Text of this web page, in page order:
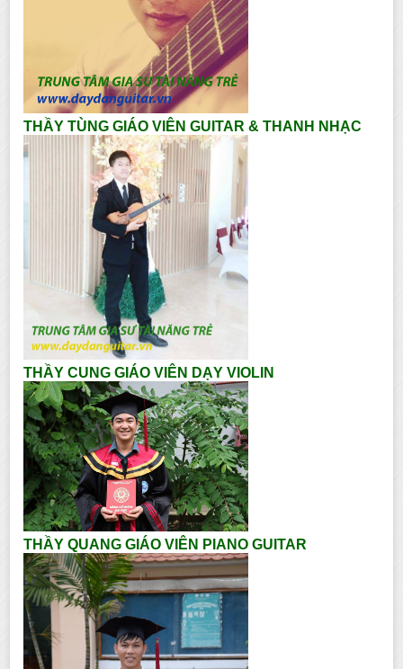
THẦY TÙNG GIÁO VIÊN GUITAR & THANH NHẠC
THẦY CUNG GIÁO VIÊN DẠY VIOLIN
THẦY QUANG GIÁO VIÊN PIANO GUITAR